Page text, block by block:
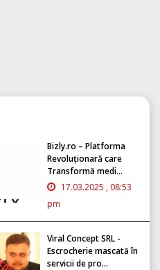
Bizly.ro – Platforma
Revoluționară care
Transformă medi...
17.03.2025 , 08:53
pm
Viral Concept SRL -
Escrocherie mascată în
servicii de pro...